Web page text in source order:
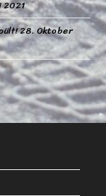
2021
28. Oktober